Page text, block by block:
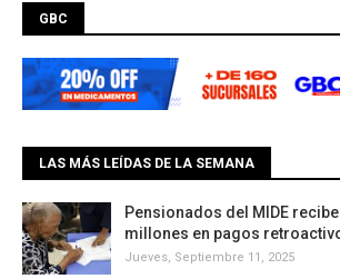
GBC
LAS MÁS LEÍDAS DE LA SEMANA
Pensionados del MIDE
millones en pagos
Jueves, Septiembre 11, 2025